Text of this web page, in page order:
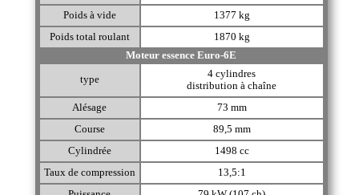
Poids à vide
1377 kg
Poids total roulant
1870 kg
Moteur essence Euro-6E
type
4 cylindres
distribution à chaîne
Alésage
73 mm
Course
89,5 mm
Cylindrée
1498 cc
Taux de compression
13,5:1